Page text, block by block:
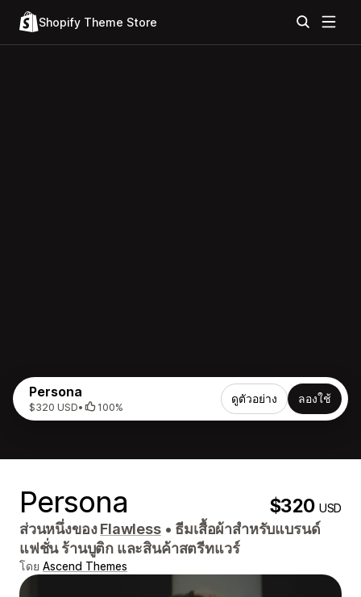
Shopify Theme Store
Persona
$320 USD• 100%
ดูตัวอย่าง ลองใช้
Persona $320USD
ส่วนหนึ่งของFlawless • ธีมเสื้อผ้าสำหรับแบรนด์
แฟชั่น ร้านบูติก และสินค้าสตรีทแวร์
โดย Ascend Themes